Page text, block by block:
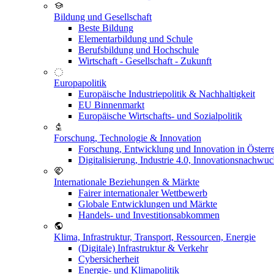
Bildung und Gesellschaft
Beste Bildung
Elementarbildung und Schule
Berufsbildung und Hochschule
Wirtschaft - Gesellschaft - Zukunft
Europapolitik
Europäische Industriepolitik & Nachhaltigkeit
EU Binnenmarkt
Europäische Wirtschafts- und Sozialpolitik
Forschung, Technologie & Innovation
Forschung, Entwicklung und Innovation in
Digitalisierung, Industrie 4.0,
Internationale Beziehungen & Märkte
Fairer internationaler Wettbewerb
Globale Entwicklungen und Märkte
Handels- und Investitionsabkommen
Klima, Infrastruktur, Transport, Ressourcen, Energie
(Digitale) Infrastruktur & Verkehr
Cybersicherheit
Energie- und Klimapolitik